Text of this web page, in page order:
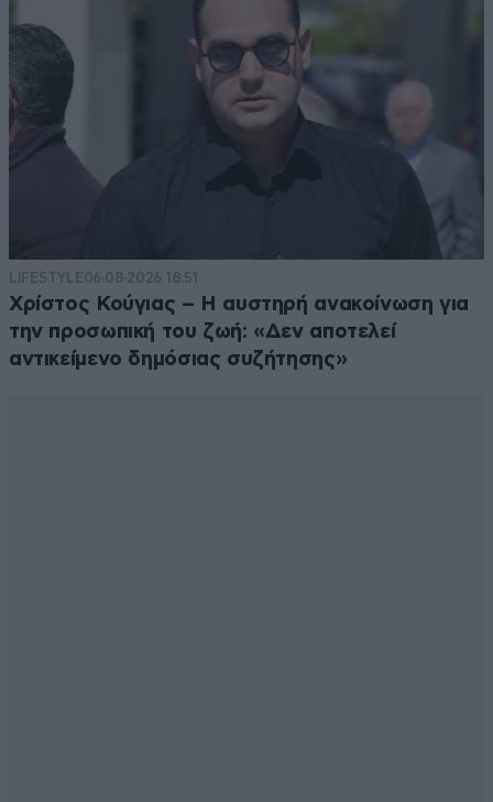
LIFESTYLE06·08·2026 18:51
Χρίστος Κούγιας – Η αυστηρή ανακοίνωση για
την προσωπική του ζωή: «Δεν αποτελεί
αντικείμενο δημόσιας συζήτησης»